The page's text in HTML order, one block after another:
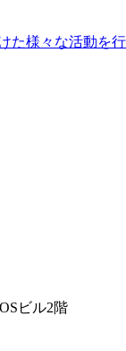
た様々な活動を行
ビル2階